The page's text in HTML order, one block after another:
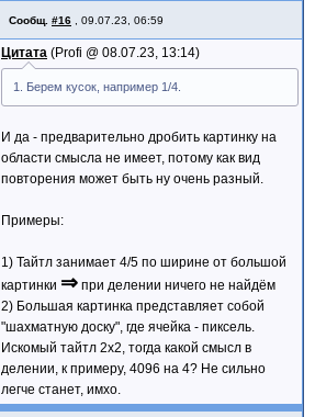
Сообщ. #16 09.07.23, 06:59
Цитата Profi @ 08.07.23, 13:14
1. Берем кусок, например 1/4.
И да - предварительно дробить картинку на
области смысла не имеет, потому как вид
повторения может быть ну очень разный.
Примеры:
1) Тайтл занимает 4/5 по ширине от большой
картинки ⇒ при делении ничего не найдём
2) Большая картинка представляет собой
"шахматную доску", где ячейка - пиксель.
Искомый тайтл 2x2, тогда какой смысл в
делении, к примеру, 4096 на 4? Не сильно
легче станет, имхо.